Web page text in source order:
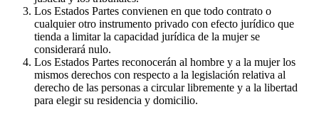
Los Estados Partes convienen en que todo contrato o
cualquier otro instrumento privado con efecto jurídico que
tienda a limitar la capacidad jurídica de la mujer se
considerará nulo.
Los Estados Partes reconocerán al hombre y a la mujer los
mismos derechos con respecto a la legislación relativa al
derecho de las personas a circular libremente y a la libertad
para elegir su residencia y domicilio.